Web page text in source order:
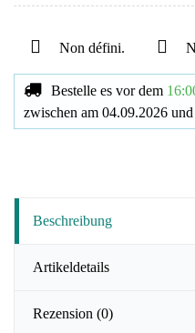
Non défini.
Bestelle es vor dem
zwischen am 04.09.2026 und
Beschreibung
Artikeldetails
Rezension (0)